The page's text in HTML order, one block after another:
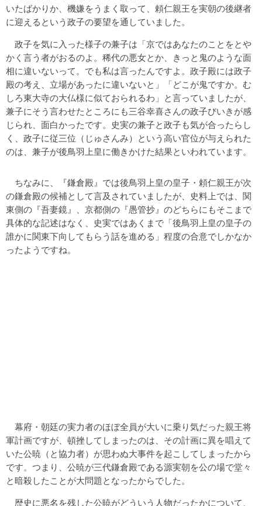
いたばかりか、機嫌をうまく取って、頼仁親王を実朝の後継者
に迎えるという政子の要望を通していました。
政子を気に入った様子の兼子は「京ではあなたのことをとや
かく言う者がおるのよ。稀代の悪女とか、きっと鬼のような面
相に違いないって。でも私は言ったんですよ。政子殿には政子
殿の考え、立場があったに違いないと」「どこが鬼ですか。む
しろ東大寺の大仏様に似ておられるわ」と言っていましたが、
兼子にそう言わせたところにも三谷幸喜さんの政子びいきが感
じられ、面白かったです。史実の兼子と政子も気が合ったらし
く、政子に従三位（じゅさんみ）という高い官位が与えられた
のは、兼子が後鳥羽上皇に働きかけた結果といわれています。
ちなみに、『鎌倉殿』では後鳥羽上皇の皇子・頼仁親王が次
の鎌倉殿の候補として言及されていましたが、史料上では、関
東側の『吾妻鏡』、京都側の『愚管抄』のどちらにもそこまで
具体的な記述はなく、史実ではあくまで「後鳥羽上皇の皇子の
誰かに関東下向してもらう話を進める」程度の合意でしかなか
ったようですね。
幕府・朝廷の実力者のほぼ全員が大いに乗り気だった親王将
軍計画ですが、頓挫してしまったのは、その計画に異を唱えて
いた公暁（と協力者）が思わぬ大事件を起こしてしまったから
です。つまり、公暁が三代鎌倉殿である源実朝を公の場で堂々
と暗殺したことが大問題となったからでした。
歴史に悪名を残した公暁がどういう人物だったかについて、